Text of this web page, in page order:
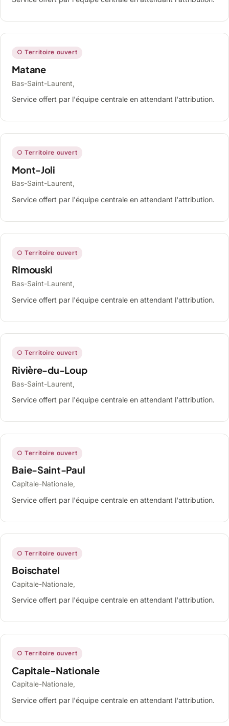
○ Territoire ouvert
Matane
Bas-Saint-Laurent,
Service offert par l'équipe centrale en attendant l'attribution.
○ Territoire ouvert
Mont-Joli
Bas-Saint-Laurent,
Service offert par l'équipe centrale en attendant l'attribution.
○ Territoire ouvert
Rimouski
Bas-Saint-Laurent,
Service offert par l'équipe centrale en attendant l'attribution.
○ Territoire ouvert
Rivière-du-Loup
Bas-Saint-Laurent,
Service offert par l'équipe centrale en attendant l'attribution.
○ Territoire ouvert
Baie-Saint-Paul
Capitale-Nationale,
Service offert par l'équipe centrale en attendant l'attribution.
○ Territoire ouvert
Boischatel
Capitale-Nationale,
Service offert par l'équipe centrale en attendant l'attribution.
○ Territoire ouvert
Capitale-Nationale
Capitale-Nationale,
Service offert par l'équipe centrale en attendant l'attribution.